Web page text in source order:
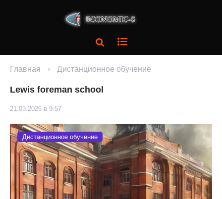
Главная › Дистанционное обучение
Lewis foreman school
21.03.2026 в 9:57
Дистанционное обучение